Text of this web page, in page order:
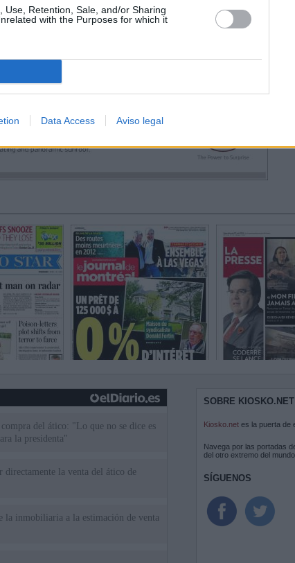
Use, Retention, Sale, and/or Sharing
with the Purposes for which it
Data Access Aviso legal
del ático: "Lo que no se dice es
la presidenta"
directamente la venta del ático de
la inmobiliaria a la estimación de venta
SOBRE KIOSKO.NET
Kiosko.net es la puerta de
Navega por las portadas
del otro extremo del mundo.
SÍGUENOS